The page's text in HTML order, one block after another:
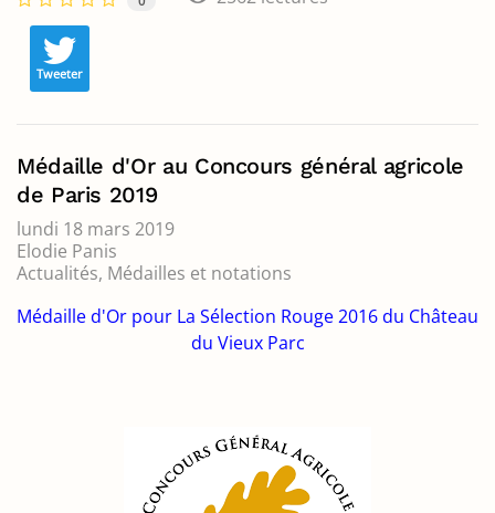
Tweeter
Médaille d'Or au Concours général agricole
de Paris 2019
lundi 18 mars 2019
Elodie Panis
Actualités Médailles et notations
Médaille d'Or pour La Sélection Rouge 2016 du Château
du Vieux Parc